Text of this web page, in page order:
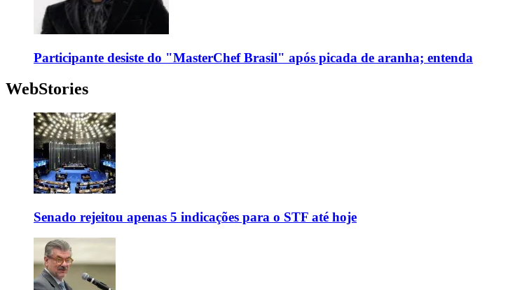
Participante desiste do "MasterChef Brasil" após picada de aranha; entenda
WebStories
Senado rejeitou apenas 5 indicações para o STF até hoje